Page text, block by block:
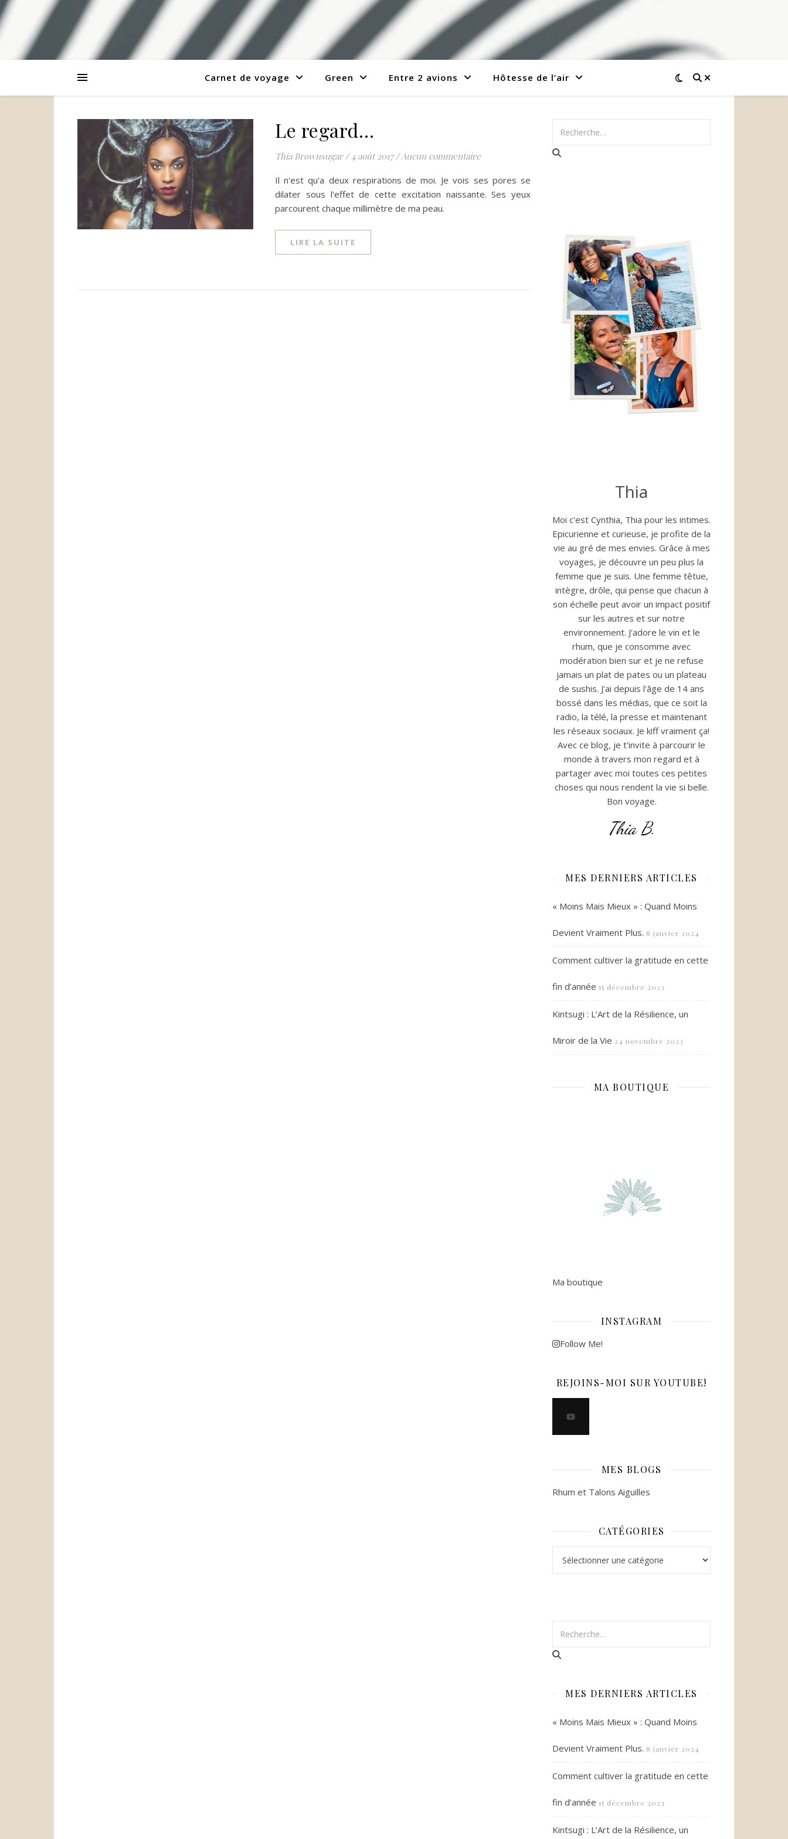
Carnet de voyage Green Entre 2 avions Hôtesse de l’air
Le regard…
Thia Brownsugar / 4 août 2017 /Aucun commentaire
Il n'est qu'a deux respirations de moi. Je vois ses pores se
dilater sous l'effet de cette excitation naissante. Ses yeux
parcourent chaque millimètre de ma peau.
LIRE LA SUITE
Thia
Moi c'est Cynthia, Thia pour les intimes.
Epicurienne et curieuse, je profite de la
vie au gré de mes envies. Grâce à mes
voyages, je découvre un peu plus la
femme que je suis. Une femme têtue,
intègre, drôle, qui pense que chacun à
son échelle peut avoir un impact positif
sur les autres et sur notre
environnement. J'adore le vin et le
rhum, que je consomme avec
modération bien sur et je ne refuse
jamais un plat de pates ou un plateau
de sushis. J'ai depuis l'âge de 14 ans
bossé dans les médias, que ce soit la
radio, la télé, la presse et maintenant
les réseaux sociaux. Je kiff vraiment ça!
Avec ce blog, je t'invite à parcourir le
monde à travers mon regard et à
partager avec moi toutes ces petites
choses qui nous rendent la vie si belle.
Bon voyage.
Thia B.
MES DERNIERS ARTICLES
« Moins Mais Mieux » : Quand Moins
Devient Vraiment Plus. 8 janvier 2024
Comment cultiver la gratitude en cette
fin d’année 15 décembre 2023
Kintsugi : L’Art de la Résilience, un
Miroir de la Vie 24 novembre 2023
MA BOUTIQUE
Ma boutique
INSTAGRAM
Follow Me!
REJOINS-MOI SUR YOUTUBE!
MES BLOGS
Rhum et Talons Aiguilles
CATÉGORIES
MES DERNIERS ARTICLES
« Moins Mais Mieux » : Quand Moins
Devient Vraiment Plus. 8 janvier 2024
Comment cultiver la gratitude en cette
fin d’année 15 décembre 2023
Kintsugi : L’Art de la Résilience, un